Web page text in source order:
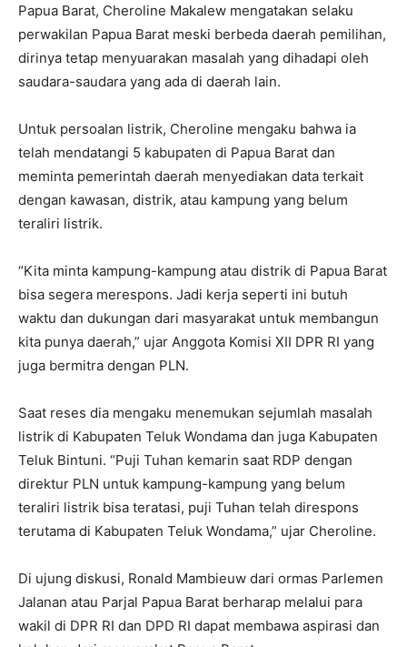
Papua Barat, Cheroline Makalew mengatakan selaku
perwakilan Papua Barat meski berbeda daerah pemilihan,
dirinya tetap menyuarakan masalah yang dihadapi oleh
saudara-saudara yang ada di daerah lain.
Untuk persoalan listrik, Cheroline mengaku bahwa ia
telah mendatangi 5 kabupaten di Papua Barat dan
meminta pemerintah daerah menyediakan data terkait
dengan kawasan, distrik, atau kampung yang belum
teraliri listrik.
“Kita minta kampung-kampung atau distrik di Papua Barat
bisa segera merespons. Jadi kerja seperti ini butuh
waktu dan dukungan dari masyarakat untuk membangun
kita punya daerah,” ujar Anggota Komisi XII DPR RI yang
juga bermitra dengan PLN.
Saat reses dia mengaku menemukan sejumlah masalah
listrik di Kabupaten Teluk Wondama dan juga Kabupaten
Teluk Bintuni. “Puji Tuhan kemarin saat RDP dengan
direktur PLN untuk kampung-kampung yang belum
teraliri listrik bisa teratasi, puji Tuhan telah direspons
terutama di Kabupaten Teluk Wondama,” ujar Cheroline.
Di ujung diskusi, Ronald Mambieuw dari ormas Parlemen
Jalanan atau Parjal Papua Barat berharap melalui para
wakil di DPR RI dan DPD RI dapat membawa aspirasi dan